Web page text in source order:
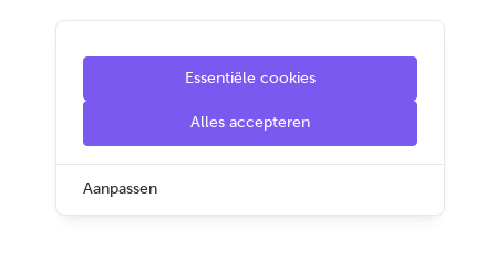
Essentiële cookies
Alles accepteren
Aanpassen